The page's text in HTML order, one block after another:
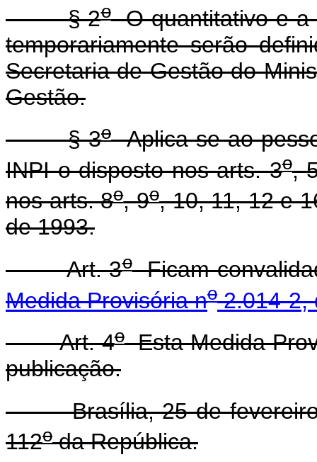
§ 2oO quantitativo e a
temporariamente serão
Secretaria de Gestão do
Gestão.
§ 3oAplica-se ao
INPI o disposto nos arts. 3o,
nos arts. 8o, 9o, 10, 11, 12 e
de 1993.
Art. 3oFicam
Medida Provisória no2.014-2,
Art. 4oEsta Medida
publicação.
Brasília, 25 de fevereiro
112oda República.